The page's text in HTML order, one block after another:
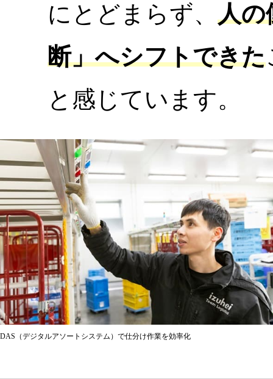
にとどまらず、 人の
断」へシフトできた
と感じています。
DAS（デジタルアソートシステム）で仕分け作業を効率化